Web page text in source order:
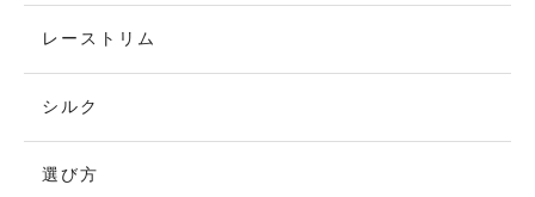
レーストリム
シルク
選び方